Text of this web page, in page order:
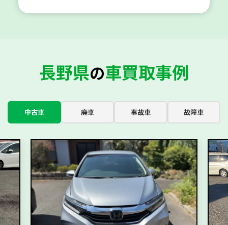
長野県の車買取事例
中古車 廃車 事故車 故障車